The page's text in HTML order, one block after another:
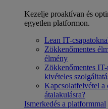
Kezelje proaktívan és
egyetlen platformon.
Lean IT-
Zökkenőmentes
élmény
Zökkenőmentes
kivételes
Kapcsolatfelvétel a
átalakulásra?
Ismerkedés a platformmal